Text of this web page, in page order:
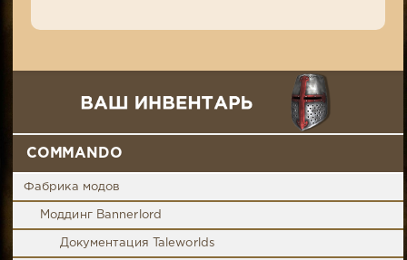
COMMANDO
Фабрика модов
Моддинг Bannerlord
Документация Taleworlds